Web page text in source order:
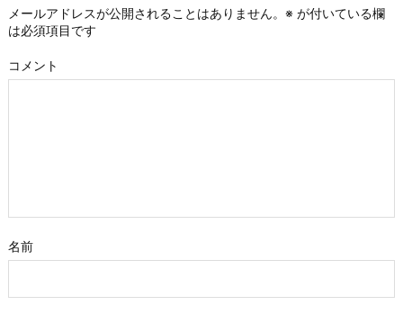
メールアドレスが公開されることはありません。 ※ が付いている欄
は必須項目です
コメント
名前